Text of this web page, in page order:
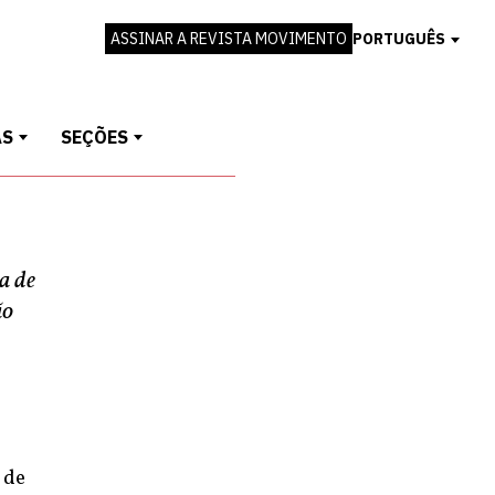
ASSINAR A REVISTA MOVIMENTO PORTUGUÊS
SEÇÕES
de